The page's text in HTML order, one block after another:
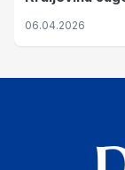
nastale njenim
06.04.2026